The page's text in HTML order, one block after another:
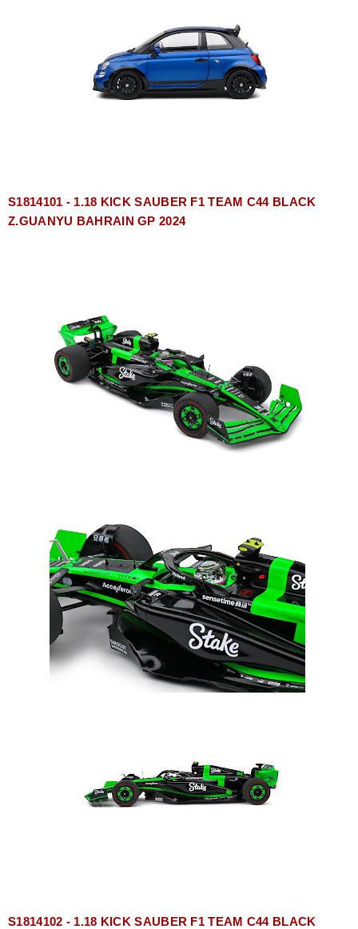
S1814101 - 1.18 KICK SAUBER F1 TEAM C44 BLACK
Z.GUANYU BAHRAIN GP 2024
S1814102 - 1.18 KICK SAUBER F1 TEAM C44 BLACK